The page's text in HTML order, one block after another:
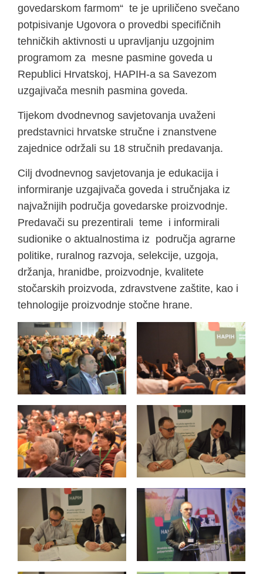
govedarskom farmom“ te je upriličeno svečano
potpisivanje Ugovora o provedbi specifičnih
tehničkih aktivnosti u upravljanju uzgojnim
programom za mesne pasmine goveda u
Republici Hrvatskoj, HAPIH-a sa Savezom
uzgajivača mesnih pasmina goveda.
Tijekom dvodnevnog savjetovanja uvaženi
predstavnici hrvatske stručne i znanstvene
zajednice održali su 18 stručnih predavanja.
Cilj dvodnevnog savjetovanja je edukacija i
informiranje uzgajivača goveda i stručnjaka iz
najvažnijih područja govedarske proizvodnje.
Predavači su prezentirali teme i informirali
sudionike o aktualnostima iz područja agrarne
politike, ruralnog razvoja, selekcije, uzgoja,
držanja, hranidbe, proizvodnje, kvalitete
stočarskih proizvoda, zdravstvene zaštite, kao i
tehnologije proizvodnje stočne hrane.